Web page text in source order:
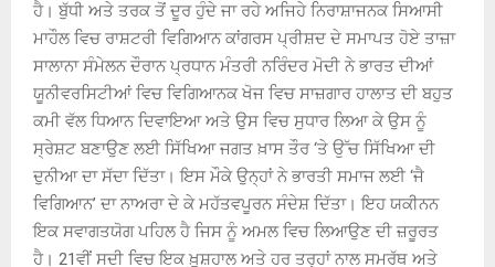
ਹੈ। ਬੁੱਧੀ ਅਤੇ ਤਰਕ ਤੋਂ ਦੂਰ ਹੁੰਦੇ ਜਾ ਰਹੇ ਅਜਿਹੇ ਨਿਰਾਸ਼ਾਜਨਕ ਸਿਆਸੀ
ਮਾਹੌਲ ਵਿਚ ਰਾਸ਼ਟਰੀ ਵਿਗਿਆਨ ਕਾਂਗਰਸ ਪ੍ਰੀਸ਼ਦ ਦੇ ਸਮਾਪਤ ਹੋਏ ਤਾਜ਼ਾ
ਸਾਲਾਨਾ ਸੰਮੇਲਨ ਦੌਰਾਨ ਪ੍ਰਧਾਨ ਮੰਤਰੀ ਨਰਿੰਦਰ ਮੋਦੀ ਨੇ ਭਾਰਤ ਦੀਆਂ
ਯੂਨੀਵਰਸਿਟੀਆਂ ਵਿਚ ਵਿਗਿਆਨਕ ਖੋਜ ਵਿਚ ਸਾਜ਼ਗਾਰ ਹਾਲਾਤ ਦੀ ਬਹੁਤ
ਕਮੀ ਵੱਲ ਧਿਆਨ ਦਿਵਾਇਆ ਅਤੇ ਉਸ ਵਿਚ ਸੁਧਾਰ ਲਿਆ ਕੇ ਉਸ ਨੂੰ
ਸ੍ਰੇਸ਼ਟ ਬਣਾਉਣ ਲਈ ਸਿੱਖਿਆ ਜਗਤ ਖ਼ਾਸ ਤੌਰ ‘ਤੇ ਉੱਚ ਸਿੱਖਿਆ ਦੀ
ਦੁਨੀਆ ਦਾ ਸੱਦਾ ਦਿੱਤਾ। ਇਸ ਮੌਕੇ ਉਨ੍ਹਾਂ ਨੇ ਭਾਰਤੀ ਸਮਾਜ ਲਈ ‘ਜੈ
ਵਿਗਿਆਨ’ ਦਾ ਨਾਅਰਾ ਦੇ ਕੇ ਮਹੱਤਵਪੂਰਨ ਸੰਦੇਸ਼ ਦਿੱਤਾ। ਇਹ ਯਕੀਨਨ
ਇਕ ਸਵਾਗਤਯੋਗ ਪਹਿਲ ਹੈ ਜਿਸ ਨੂੰ ਅਮਲ ਵਿਚ ਲਿਆਉਣ ਦੀ ਜ਼ਰੂਰਤ
ਹੈ। 21ਵੀਂ ਸਦੀ ਵਿਚ ਇਕ ਖ਼ੁਸ਼ਹਾਲ ਅਤੇ ਹਰ ਤਰ੍ਹਾਂ ਨਾਲ ਸਮਰੱਥ ਅਤੇ